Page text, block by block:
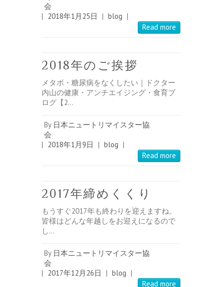
会
| 2018年1月25日 | blog |
Read more
2018年のご挨拶
メタボ・糖尿病をなくしたい｜ドクター
内山の健康・アンチエイジング・食育ブ
ログ【2…
By 日本ニュートリマイスター協
会
| 2018年1月9日 | blog |
Read more
2017年締めくくり
もうすぐ2017年も終わりを迎えますね。
皆様はどんな年越しをお迎えになるので
し…
By 日本ニュートリマイスター協
会
| 2017年12月26日 | blog |
Read more